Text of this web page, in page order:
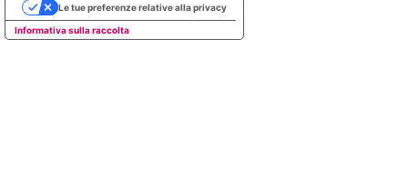
Informativa sulla raccolta
Le tue preferenze relative alla privacy